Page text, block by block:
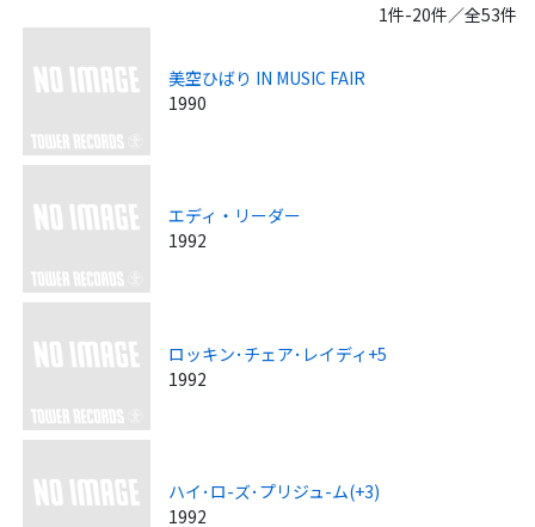
1件-20件／全53件
美空ひばり IN MUSIC FAIR
1990
エディ・リーダー
1992
ロッキン･チェア･レイディ+5
1992
ハイ･ロ-ズ･プリジュ-ム(+3)
1992